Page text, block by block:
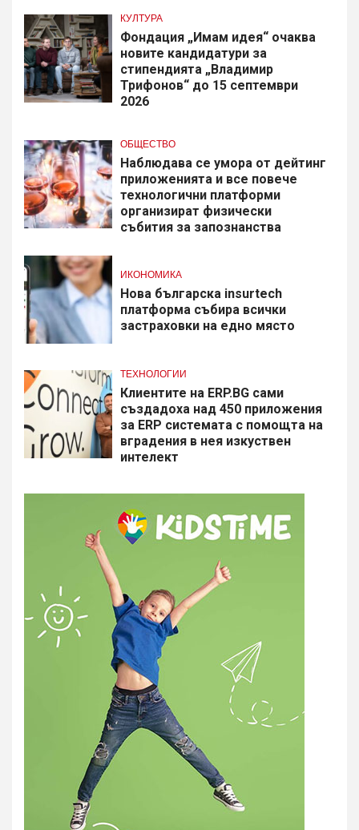
КУЛТУРА
Фондация „Имам идея“ очаква
новите кандидатури за
стипендията „Владимир
Трифонов“ до 15 септември
2026
ОБЩЕСТВО
Наблюдава се умора от дейтинг
приложенията и все повече
технологични платформи
организират физически
събития за запознанства
ИКОНОМИКА
Нова българска insurtech
платформа събира всички
застраховки на едно място
ТЕХНОЛОГИИ
Клиентите на ERP.BG сами
създадоха над 450 приложения
за ERP системата с помощта на
вградения в нея изкуствен
интелект